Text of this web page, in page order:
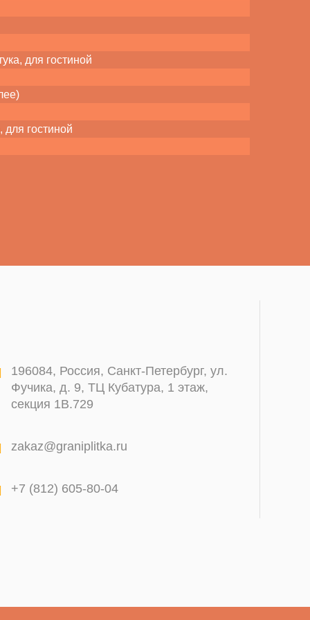
для гостиной
гостиной
196084, Россия, Санкт-Петербург, ул.
Фучика, д. 9, ТЦ Кубатура, 1 этаж,
секция 1В.729
zakaz@graniplitka.ru
+7 (812) 605-80-04